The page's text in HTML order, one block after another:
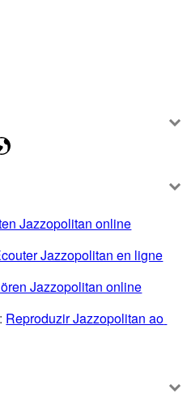
Jazzopolitan online
Jazzopolitan en ligne
Jazzopolitan online
Reproduzir Jazzopolitan ao